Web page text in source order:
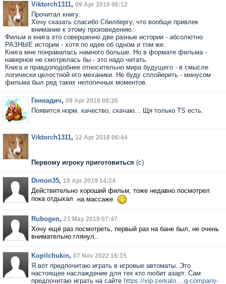
Viktorch1311, 09 Apr 2018 06:12
Прочитал книгу.
Хочу сказать спасибо Сбилбергу, что вообще привлек
внимание к этому произведению.
Фильм и книга это совершенно две разные истории - абсолютно
РАЗНЫЕ истории - хотя по идее об одном и том же.
Книга мне понравилась намного больше. Но в формате фильма -
наверное не смотрелась бы - это надо читать.
Книга и правдоподобнее относительно мира будущего - в смысле
логически целостной его механики. Не буду сплойерить - минусом
фильма был ряд таких нелогичных моментов.
Геннадич, 09 Apr 2018 08:26
Появится норм. качество, скачаю... Щя только TS есть.
Viktorch1311, 12 Apr 2018 06:44
Первому игроку приготовиться (с)
Dimon35, 19 Apr 2019 14:24
Действительно хороший фильм, тоже недавно посмотрел
пока отдыхал на массаже
Rubogen, 21 May 2019 07:47
Хочу ещё раз посмотреть, первый раз на бане был, не очень
внимательно глянул..
Kopilchukin, 07 Nov 2022 16:15
Я вот предпочитаю играть в игровые автоматы. Это
настоящее наслаждение для тех кто любит азарт. Сам
предпочитаю играть на сайте https://vip-zerkalo....g-company-